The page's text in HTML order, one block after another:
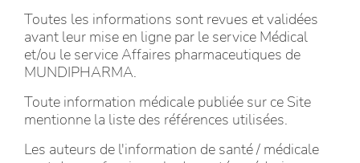
Toutes les informations sont revues et validées
avant leur mise en ligne par le service Médical
et/ou le service Affaires pharmaceutiques de
MUNDIPHARMA.
Toute information médicale publiée sur ce Site
mentionne la liste des références utilisées.
Les auteurs de l'information de santé / médicale